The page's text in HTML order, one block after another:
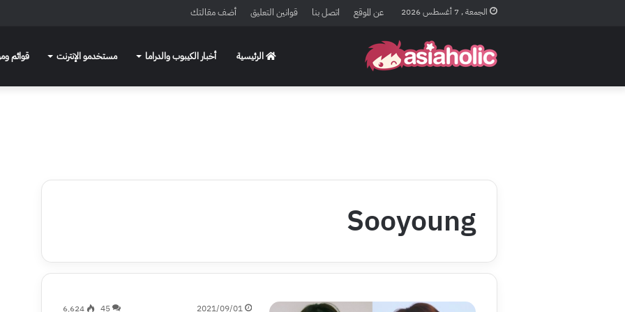
الجمعة , 7 أغسطس 2026 عن الموقع اتصل بنا قوانين التعليق أضف مقالتك
الرئيسية أخبار الكيبوب والدراما مستخدمو الإنترنت قوائم
Sooyoung
2021/09/01
45 6٬624